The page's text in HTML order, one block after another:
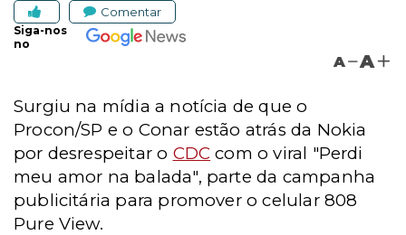
Comentar
Siga-nos
no
A A
Surgiu na mídia a notícia de que o
Procon/SP e o Conar estão atrás da Nokia
por desrespeitar o CDC com o viral "Perdi
meu amor na balada", parte da campanha
publicitária para promover o celular 808
Pure View.